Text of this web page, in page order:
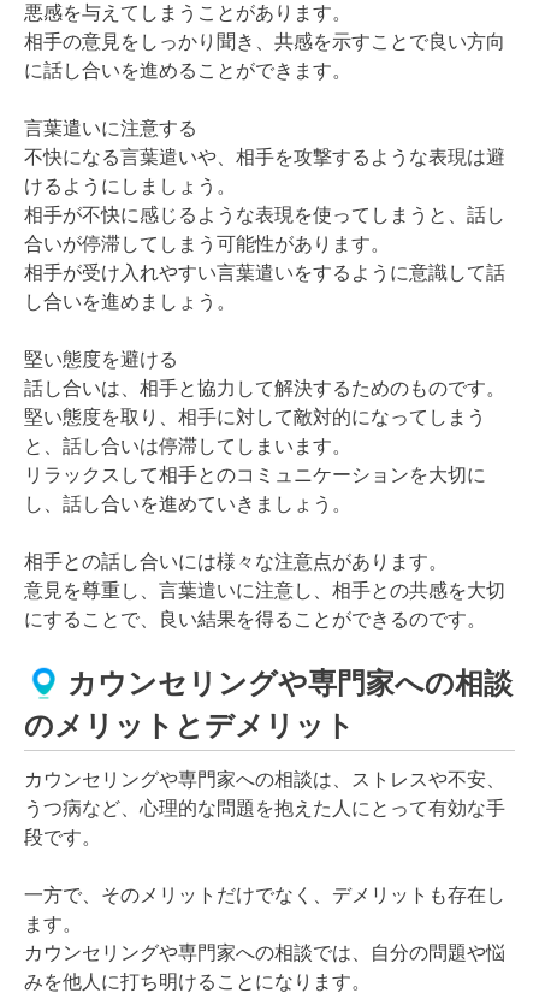
悪感を与えてしまうことがあります。
相手の意見をしっかり聞き、共感を示すことで良い方向
に話し合いを進めることができます。
言葉遣いに注意する
不快になる言葉遣いや、相手を攻撃するような表現は避
けるようにしましょう。
相手が不快に感じるような表現を使ってしまうと、話し
合いが停滞してしまう可能性があります。
相手が受け入れやすい言葉遣いをするように意識して話
し合いを進めましょう。
堅い態度を避ける
話し合いは、相手と協力して解決するためのものです。
堅い態度を取り、相手に対して敵対的になってしまう
と、話し合いは停滞してしまいます。
リラックスして相手とのコミュニケーションを大切に
し、話し合いを進めていきましょう。
相手との話し合いには様々な注意点があります。
意見を尊重し、言葉遣いに注意し、相手との共感を大切
にすることで、良い結果を得ることができるのです。
カウンセリングや専門家への相談
のメリットとデメリット
カウンセリングや専門家への相談は、ストレスや不安、
うつ病など、心理的な問題を抱えた人にとって有効な手
段です。
一方で、そのメリットだけでなく、デメリットも存在し
ます。
カウンセリングや専門家への相談では、自分の問題や悩
みを他人に打ち明けることになります。